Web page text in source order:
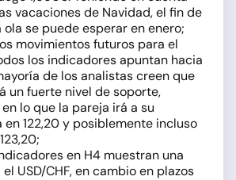
vacaciones de Navidad, el fin de
ola se puede esperar en enero;
movimientos futuros para el
los indicadores apuntan hacia
de los analistas creen que
un fuerte nivel de soporte,
lo que la pareja irá a su
en 122,20 y posiblemente incluso
en H4 muestran una
USD/CHF, en cambio en plazos